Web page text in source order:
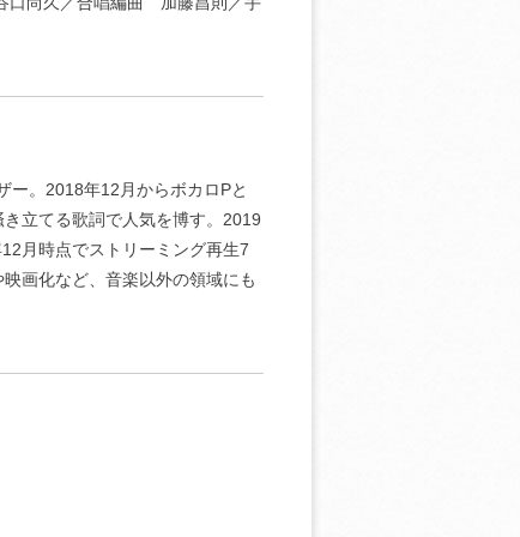
ー。2018年12月からボカロPと
立てる歌詞で人気を博す。2019
月時点でストリーミング再生7
画化など、音楽以外の領域にも